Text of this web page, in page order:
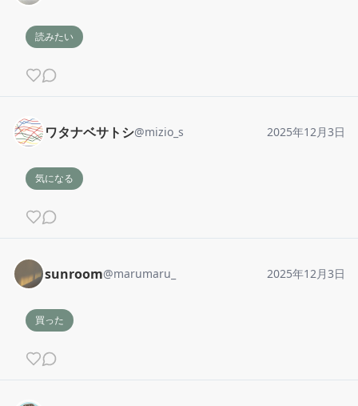
読みたい
ワタナベサトシ@mizio_s 2025年12月3日
気になる
sunroom@marumaru_ 2025年12月3日
買った